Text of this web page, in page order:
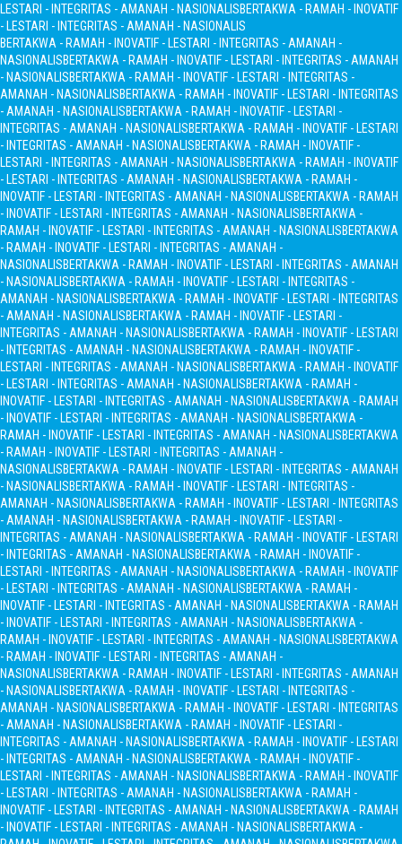
LESTARI - INTEGRITAS - AMANAH - NASIONALISBERTAKWA - RAMAH - INOVATIF
- LESTARI - INTEGRITAS - AMANAH - NASIONALIS
BERTAKWA - RAMAH - INOVATIF - LESTARI - INTEGRITAS - AMANAH -
NASIONALISBERTAKWA - RAMAH - INOVATIF - LESTARI - INTEGRITAS - AMANAH
- NASIONALISBERTAKWA - RAMAH - INOVATIF - LESTARI - INTEGRITAS -
AMANAH - NASIONALISBERTAKWA - RAMAH - INOVATIF - LESTARI - INTEGRITAS
- AMANAH - NASIONALISBERTAKWA - RAMAH - INOVATIF - LESTARI -
INTEGRITAS - AMANAH - NASIONALISBERTAKWA - RAMAH - INOVATIF - LESTARI
- INTEGRITAS - AMANAH - NASIONALISBERTAKWA - RAMAH - INOVATIF -
LESTARI - INTEGRITAS - AMANAH - NASIONALISBERTAKWA - RAMAH - INOVATIF
- LESTARI - INTEGRITAS - AMANAH - NASIONALISBERTAKWA - RAMAH -
INOVATIF - LESTARI - INTEGRITAS - AMANAH - NASIONALISBERTAKWA - RAMAH
- INOVATIF - LESTARI - INTEGRITAS - AMANAH - NASIONALISBERTAKWA -
RAMAH - INOVATIF - LESTARI - INTEGRITAS - AMANAH - NASIONALISBERTAKWA
- RAMAH - INOVATIF - LESTARI - INTEGRITAS - AMANAH -
NASIONALISBERTAKWA - RAMAH - INOVATIF - LESTARI - INTEGRITAS - AMANAH
- NASIONALISBERTAKWA - RAMAH - INOVATIF - LESTARI - INTEGRITAS -
AMANAH - NASIONALISBERTAKWA - RAMAH - INOVATIF - LESTARI - INTEGRITAS
- AMANAH - NASIONALISBERTAKWA - RAMAH - INOVATIF - LESTARI -
INTEGRITAS - AMANAH - NASIONALISBERTAKWA - RAMAH - INOVATIF - LESTARI
- INTEGRITAS - AMANAH - NASIONALISBERTAKWA - RAMAH - INOVATIF -
LESTARI - INTEGRITAS - AMANAH - NASIONALISBERTAKWA - RAMAH - INOVATIF
- LESTARI - INTEGRITAS - AMANAH - NASIONALISBERTAKWA - RAMAH -
INOVATIF - LESTARI - INTEGRITAS - AMANAH - NASIONALISBERTAKWA - RAMAH
- INOVATIF - LESTARI - INTEGRITAS - AMANAH - NASIONALISBERTAKWA -
RAMAH - INOVATIF - LESTARI - INTEGRITAS - AMANAH - NASIONALISBERTAKWA
- RAMAH - INOVATIF - LESTARI - INTEGRITAS - AMANAH -
NASIONALISBERTAKWA - RAMAH - INOVATIF - LESTARI - INTEGRITAS - AMANAH
- NASIONALISBERTAKWA - RAMAH - INOVATIF - LESTARI - INTEGRITAS -
AMANAH - NASIONALISBERTAKWA - RAMAH - INOVATIF - LESTARI - INTEGRITAS
- AMANAH - NASIONALISBERTAKWA - RAMAH - INOVATIF - LESTARI -
INTEGRITAS - AMANAH - NASIONALISBERTAKWA - RAMAH - INOVATIF - LESTARI
- INTEGRITAS - AMANAH - NASIONALISBERTAKWA - RAMAH - INOVATIF -
LESTARI - INTEGRITAS - AMANAH - NASIONALISBERTAKWA - RAMAH - INOVATIF
- LESTARI - INTEGRITAS - AMANAH - NASIONALISBERTAKWA - RAMAH -
INOVATIF - LESTARI - INTEGRITAS - AMANAH - NASIONALISBERTAKWA - RAMAH
- INOVATIF - LESTARI - INTEGRITAS - AMANAH - NASIONALISBERTAKWA -
RAMAH - INOVATIF - LESTARI - INTEGRITAS - AMANAH - NASIONALISBERTAKWA
- RAMAH - INOVATIF - LESTARI - INTEGRITAS - AMANAH -
NASIONALISBERTAKWA - RAMAH - INOVATIF - LESTARI - INTEGRITAS - AMANAH
- NASIONALISBERTAKWA - RAMAH - INOVATIF - LESTARI - INTEGRITAS -
AMANAH - NASIONALISBERTAKWA - RAMAH - INOVATIF - LESTARI - INTEGRITAS
- AMANAH - NASIONALISBERTAKWA - RAMAH - INOVATIF - LESTARI -
INTEGRITAS - AMANAH - NASIONALISBERTAKWA - RAMAH - INOVATIF - LESTARI
- INTEGRITAS - AMANAH - NASIONALISBERTAKWA - RAMAH - INOVATIF -
LESTARI - INTEGRITAS - AMANAH - NASIONALISBERTAKWA - RAMAH - INOVATIF
- LESTARI - INTEGRITAS - AMANAH - NASIONALISBERTAKWA - RAMAH -
INOVATIF - LESTARI - INTEGRITAS - AMANAH - NASIONALISBERTAKWA - RAMAH
- INOVATIF - LESTARI - INTEGRITAS - AMANAH - NASIONALISBERTAKWA -